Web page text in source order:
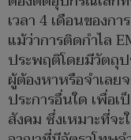
เวลา 4 เดือนของ
แม้ว่าการติดกำไล
ประพฤติโดยมีวัตถุ
ผู้ต้องหาหรือจำเล
ประการอื่นใด เพื่อ
สังคม ซึ่งเหมาะที่จ